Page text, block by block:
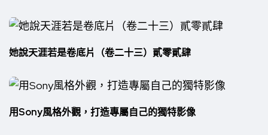
她說天涯若是卷底片（卷二十三）貳零貳肆
用Sony風格外觀，打造專屬自己的獨特影像